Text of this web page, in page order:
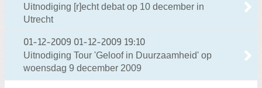
Uitnodiging [r]echt debat op 10 december in
Utrecht
01-12-2009 01-12-2009 19:10
Uitnodiging Tour 'Geloof in Duurzaamheid' op
woensdag 9 december 2009